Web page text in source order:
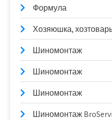
Формула
Хозяюшка,
Шиномонтаж
Шиномонтаж
Шиномонтаж
Шиномонтаж